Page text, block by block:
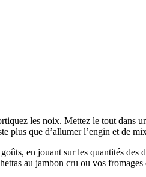
les noix. Mettez le tout dans
plus que d’allumer l’engin et de
en jouant sur les quantités
au jambon cru ou vos fromages